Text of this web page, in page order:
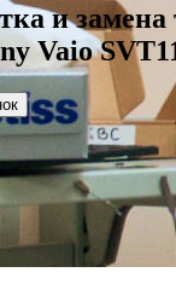
и замена
Vaio